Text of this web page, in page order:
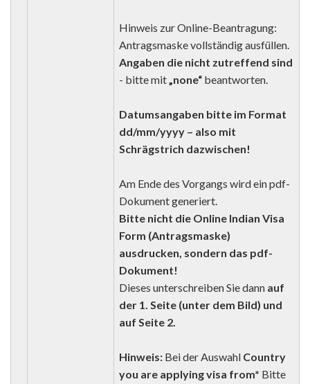
Hinweis zur Online-Beantragung:
Antragsmaske vollständig ausfüllen.
Angaben die nicht zutreffend sind
- bitte mit„none“ beantworten.
Datumsangaben bitte im Format
dd/mm/yyyy – also mit
Schrägstrich dazwischen!
Am Ende des Vorgangs wird ein pdf-
Dokument generiert.
Bitte nicht die Online Indian Visa
Form (Antragsmaske)
ausdrucken, sondern das pdf-
Dokument!
Dieses unterschreiben Sie dann auf
der 1. Seite (unter dem Bild) und
auf Seite 2.
Hinweis: Bei der Auswahl Country
you are applying visa from* Bitte